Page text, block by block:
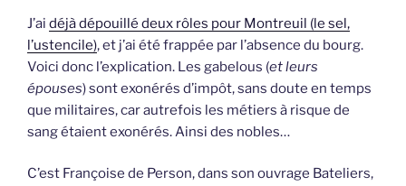
J’ai déjà dépouillé deux rôles pour Montreuil (le sel,
l’ustencile), et j’ai été frappée par l’absence du bourg.
Voici donc l’explication. Les gabelous (et leurs
épouses) sont exonérés d’impôt, sans doute en temps
que militaires, car autrefois les métiers à risque de
sang étaient exonérés. Ainsi des nobles…
C’est Françoise de Person, dans son ouvrage Bateliers,